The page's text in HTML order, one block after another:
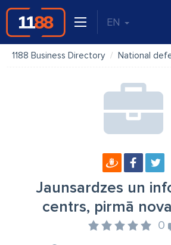
EN
1188 Business Directory National
Jaunsardzes un
centrs, pirmā
0